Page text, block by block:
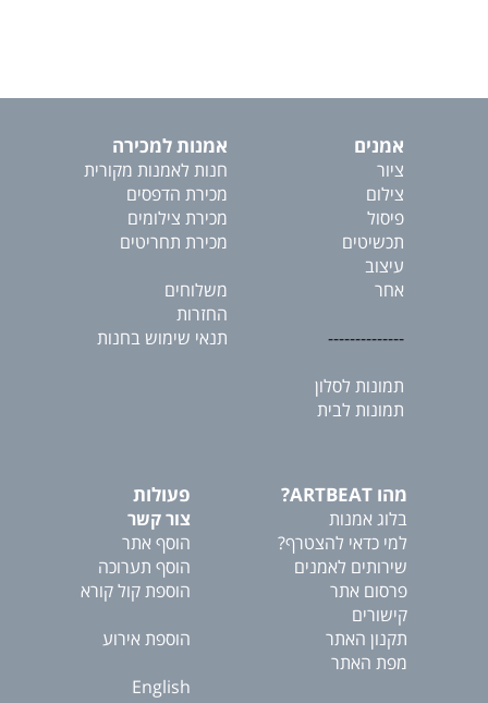
אמנים
ציור
צילום
פיסול
תכשיטים
עיצוב
אחר
--------------
תמונות לסלון
תמונות לבית
אמנות למכירה
חנות לאמנות מקורית
מכירת הדפסים
מכירת צילומים
מכירת תחריטים
משלוחים
החזרות
תנאי שימוש בחנות
מהו ARTBEAT?
בלוג אמנות
למי כדאי להצטרף?
שירותים לאמנים
פרסום אתר
קישורים
תקנון האתר
מפת האתר
פעולות
צור קשר
הוסף אתר
הוסף תערוכה
הוספת קול קורא
הוספת אירוע
English